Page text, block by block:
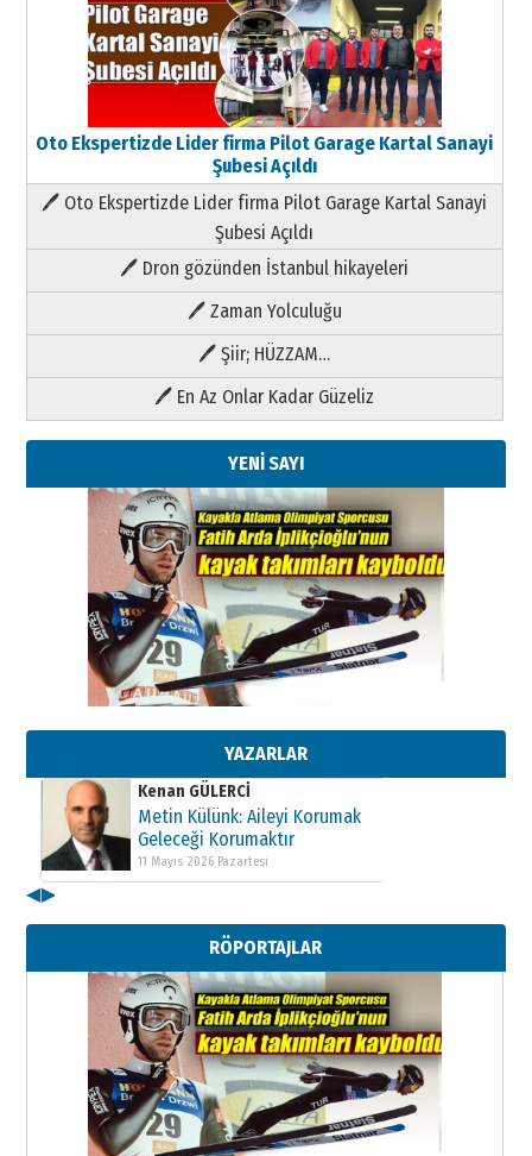
Oto Ekspertizde Lider firma Pilot Garage Kartal Sanayi
Şubesi Açıldı
🖊 Oto Ekspertizde Lider firma Pilot Garage Kartal Sanayi
Şubesi Açıldı
🖊 Dron gözünden İstanbul hikayeleri
🖊 Zaman Yolculuğu
🖊 Şiir; HÜZZAM…
🖊 En Az Onlar Kadar Güzeliz
YENİ SAYI
YAZARLAR
Kenan GÜLERCİ
Metin Külünk: Aileyi Korumak
11 Mayıs 2026 Pazartesi
Kenan GÜLERCİ
Metin Külünk: Aileyi Korumak
Geleceği Korumaktır
11 Mayıs 2026 Pazartesi
Metin Külünk: Aileyi Korumak
Geleceği Korumaktır
11 Mayıs 2026 Pazartesi
◀▶
RÖPORTAJLAR